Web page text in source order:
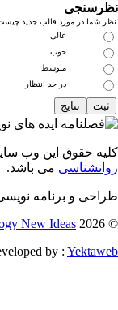
شما در مورد قالب جدید چیست؟
عالی
خوب
متوسط
در حد انتظار
حقوق این وب
می باشد.
و برنامه نویسی
©
New Ideas
by :